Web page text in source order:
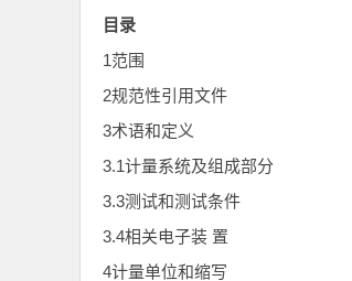
目录
1范围
2规范性引用文件
3术语和定义
3.1计量系统及组成部分
3.3测试和测试条件
3.4相关电子装 置
4计量单位和缩写